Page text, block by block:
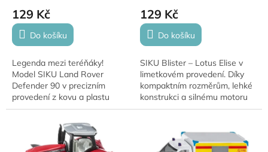
129 Kč
Do košíku
Legenda mezi teréňáky!
Model SIKU Land Rover
Defender 90 v precizním
provedení z kovu a plastu
potěší každého fanouška
pro děti i sběratele – odolný,...
129 Kč
Do košíku
SIKU Blister – Lotus Elise v
limetkovém provedení. Díky
kompaktním rozměrům, lehké
konstrukci a silnému motoru
slaví Lotus Elise již více než 20